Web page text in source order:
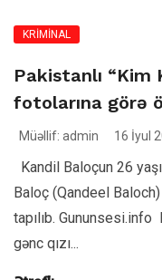
KRİMİNAL
Pakistanlı “Kim
fotolarına görə
Müəllif: admin 16 İyul
Kandil Baloçun 26
Baloç (Qandeel
tapılıb.
gənc qızı...